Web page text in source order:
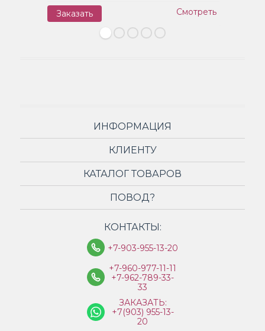
Заказать Смотреть
ИНФОРМАЦИЯ
КЛИЕНТУ
КАТАЛОГ ТОВАРОВ
ПОВОД?
КОНТАКТЫ:
+7-903-955-13-20
+7-960-977-11-11
+7-962-789-33-
33
ЗАКАЗАТЬ:
+7(903) 955-13-
20